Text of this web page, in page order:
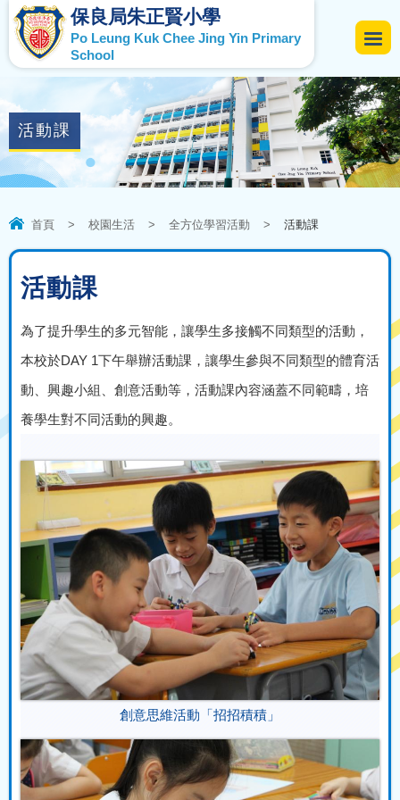
保良局朱正賢小學
Po Leung Kuk Chee Jing Yin Primary
School
活動課
首頁 > 校園生活 > 全方位學習活動 > 活動課
活動課
為了提升學生的多元智能，讓學生多接觸不同類型的活動，
本校於DAY 1下午舉辦活動課，讓學生參與不同類型的體育活
動、興趣小組、創意活動等，活動課內容涵蓋不同範疇，培
養學生對不同活動的興趣。
創意思維活動「招招積積」